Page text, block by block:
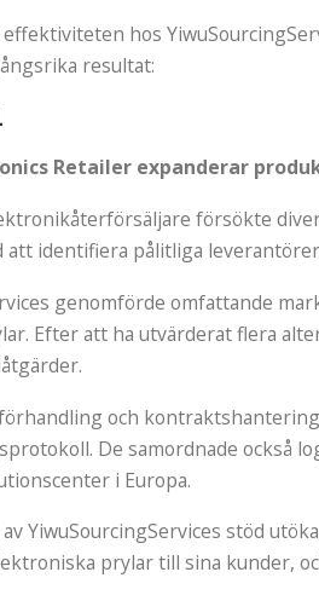
hos
resultat:
Retailer expanderar
försökte
identifiera pålitliga
genomförde omfattande
Efter att ha utvärderat flera
och
De samordnade också
i Europa.
YiwuSourcingServices stöd
prylar till sina kunder,